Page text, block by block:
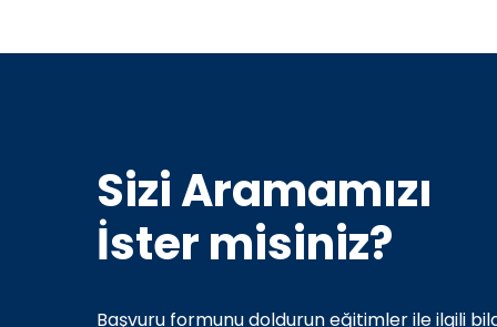
Sizi Aramamızı
İster misiniz?
Başvuru formunu doldurun eğitimler ile ilgili